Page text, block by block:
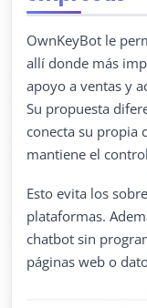
OwnKeyBot le
allí donde más
apoyo a ventas y
Su propuesta
conecta su propia
mantiene el
Esto evita los
plataformas.
chatbot sin
páginas web o